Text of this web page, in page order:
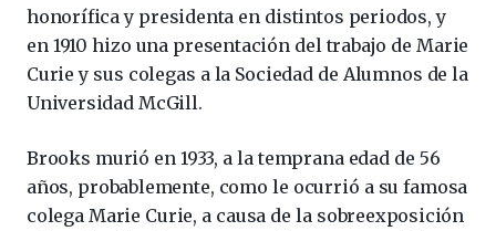
honorífica y presidenta en distintos periodos, y
en 1910 hizo una presentación del trabajo de Marie
Curie y sus colegas a la Sociedad de Alumnos de la
Universidad McGill.
Brooks murió en 1933, a la temprana edad de 56
años, probablemente, como le ocurrió a su famosa
colega Marie Curie, a causa de la sobreexposición